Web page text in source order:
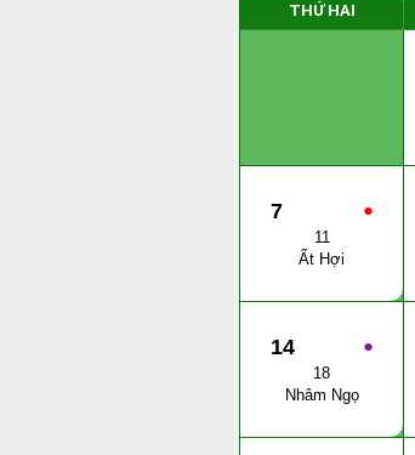
THỨ HAI
●
7
11
Ất Hợi
●
14
18
Nhâm Ngọ